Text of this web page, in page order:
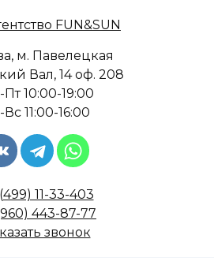
м. Павелецкая
Вал, 14 оф. 208
10:00-19:00
Вс 11:00-16:00
11-33-403
443-87-77
звонок